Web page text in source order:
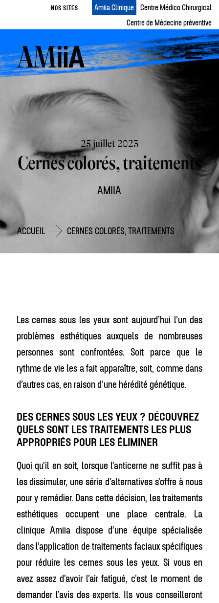
NOS SITES Amiia Clinique
Centre Médico Chirurgical
Centre de Médecine préventive
25 juillet 2023
Cernes colorés, traitements
AMIIA
ACCUEIL CERNES COLORÉS, TRAITEMENTS
Les cernes sous les yeux sont aujourd’hui l’un des
problèmes esthétiques auxquels de nombreuses
personnes sont confrontées. Soit parce que le
rythme de vie les a fait apparaître, soit, comme dans
d’autres cas, en raison d’une hérédité génétique.
DES CERNES SOUS LES YEUX ? DÉCOUVREZ
QUELS SONT LES TRAITEMENTS LES PLUS
APPROPRIÉS POUR LES ÉLIMINER
Quoi qu’il en soit, lorsque l’anticerne ne suffit pas à
les dissimuler, une série d’alternatives s’offre à nous
pour y remédier. Dans cette décision, les traitements
esthétiques occupent une place centrale. La
clinique Amiia dispose d’une équipe spécialisée
dans l’application de traitements faciaux spécifiques
pour réduire les cernes sous les yeux. Si vous en
avez assez d’avoir l’air fatigué, c’est le moment de
demander l’avis des experts. Ils vous conseilleront